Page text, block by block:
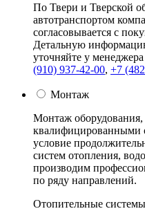
По Твери и Тверской
автотранспортом
согласовывается с
Детальную
уточняйте у
(910) 937-42-00, +7
Монтаж
Монтаж
квалифицированными
условие
систем отопления,
производим
по ряду направлений.
Отопительные